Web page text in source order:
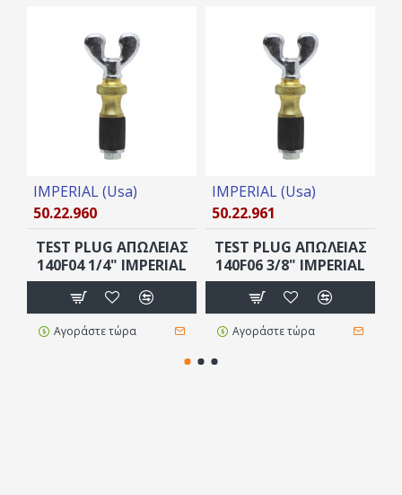
IMPERIAL (Usa)
50.22.960
TEST PLUG ΑΠΩΛΕΙΑΣ
140F04 1/4" IMPERIAL
Αγοράστε τώρα
IMPERIAL (Usa)
50.22.961
TEST PLUG ΑΠΩΛΕΙΑΣ
140F06 3/8" IMPERIAL
Αγοράστε τώρα